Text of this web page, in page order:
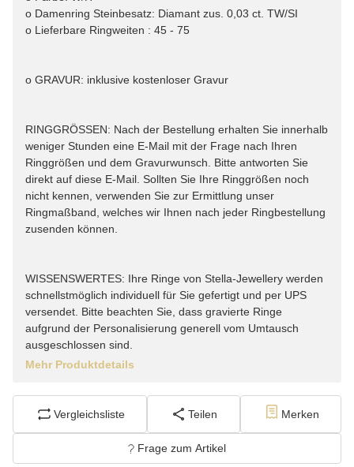
o Damenring Steinbesatz: Diamant zus. 0,03 ct. TW/SI
o Lieferbare Ringweiten : 45 - 75
o GRAVUR: inklusive kostenloser Gravur
RINGGRÖSSEN: Nach der Bestellung erhalten Sie innerhalb
weniger Stunden eine E-Mail mit der Frage nach Ihren
Ringgrößen und dem Gravurwunsch. Bitte antworten Sie
direkt auf diese E-Mail. Sollten Sie Ihre Ringgrößen noch
nicht kennen, verwenden Sie zur Ermittlung unser
Ringmaßband, welches wir Ihnen nach jeder Ringbestellung
zusenden können.
WISSENSWERTES: Ihre Ringe von Stella-Jewellery werden
schnellstmöglich individuell für Sie gefertigt und per UPS
versendet. Bitte beachten Sie, dass gravierte Ringe
aufgrund der Personalisierung generell vom Umtausch
ausgeschlossen sind.
Mehr Produktdetails
Vergleichsliste Teilen Merken
Frage zum Artikel